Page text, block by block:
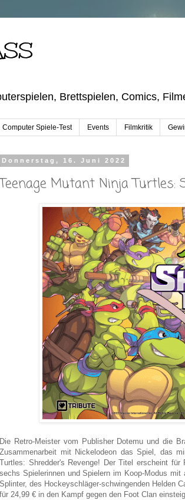
Brettspielen, Comics,
Computer Spiele-Test Events Filmkritik
Donnerstag, 16. Juni 2022
Teenage Mutant Ninja Turtles:
Die Retro-Meister vom Publisher Dotemu und die
Zusammenarbeit mit Nickelodeon das Spiel, das
Turtles: Shredder's Revenge! Der Titel erscheint
sechs Spielerinnen und Spielern im Koop-Modus
Splinter, des Hockeyschläger-schwingenden Helden
für 24,99 € in den Kampf gegen den Foot Clan